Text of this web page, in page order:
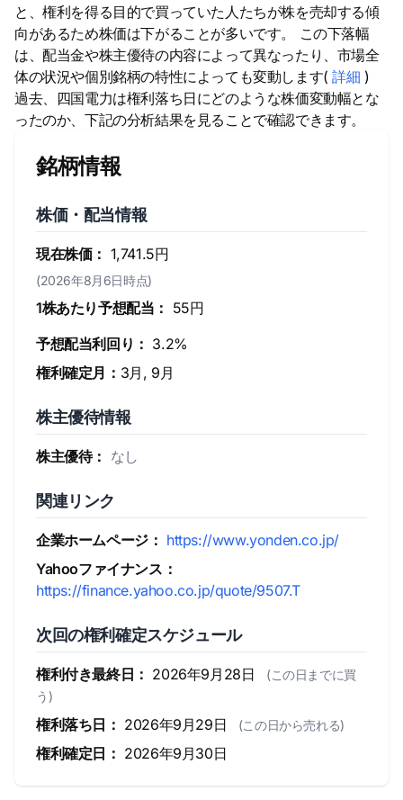
と、権利を得る目的で買っていた人たちが株を売却する傾
向があるため株価は下がることが多いです。 この下落幅
は、配当金や株主優待の内容によって異なったり、市場全
体の状況や個別銘柄の特性によっても変動します(詳細 )
過去、四国電力は権利落ち日にどのような株価変動幅とな
ったのか、下記の分析結果を見ることで確認できます。
銘柄情報
株価・配当情報
現在株価： 1,741.5円
(2026年8月6日時点)
1株あたり予想配当： 55円
予想配当利回り： 3.2%
権利確定月： 3月, 9月
株主優待情報
株主優待： なし
関連リンク
企業ホームページ： https://www.yonden.co.jp/
Yahooファイナンス：
https://finance.yahoo.co.jp/quote/9507.T
次回の権利確定スケジュール
権利付き最終日： 2026年9月28日
(この日までに買
う)
権利落ち日： 2026年9月29日 (この日から売れる)
権利確定日： 2026年9月30日